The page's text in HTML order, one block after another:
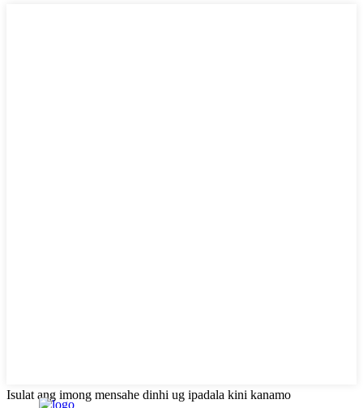
Isulat ang imong mensahe dinhi ug ipadala kini kanamo